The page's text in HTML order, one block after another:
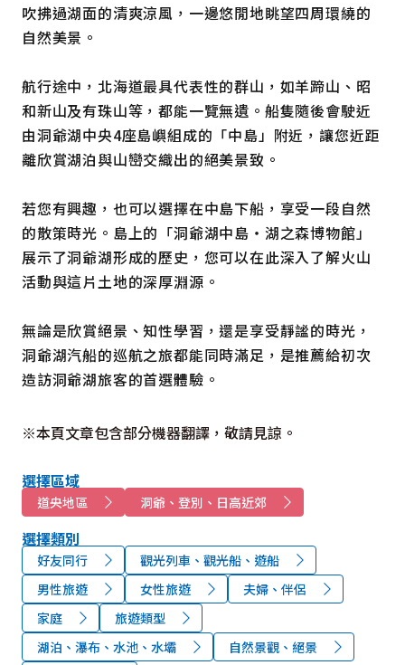
吹拂過湖面的清爽涼風，一邊悠閒地眺望四周環繞的
自然美景。
航行途中，北海道最具代表性的群山，如羊蹄山、昭
和新山及有珠山等，都能一覽無遺。船隻隨後會駛近
由洞爺湖中央4座島嶼組成的「中島」附近，讓您近距
離欣賞湖泊與山巒交織出的絕美景致。
若您有興趣，也可以選擇在中島下船，享受一段自然
的散策時光。島上的「洞爺湖中島・湖之森博物館」
展示了洞爺湖形成的歷史，您可以在此深入了解火山
活動與這片土地的深厚淵源。
無論是欣賞絕景、知性學習，還是享受靜謐的時光，
洞爺湖汽船的巡航之旅都能同時滿足，是推薦給初次
造訪洞爺湖旅客的首選體驗。
※本頁文章包含部分機器翻譯，敬請見諒。
選擇區域
道央地區 洞爺、登別、日高近郊
選擇類別
好友同行
觀光列車、觀光船、遊船
男性旅遊
女性旅遊
夫婦、伴侶
家庭
旅遊類型
湖泊、瀑布、水池、水壩
自然景觀、絕景